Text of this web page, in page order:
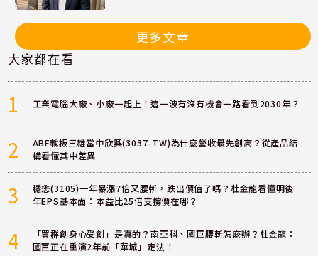
更多文章
大家都在看
1 工業電腦大廠、小廠一起上！這一波有沒有機會一路看到2030年？
2
ABF載板三雄當中欣興(3037-TW)為什麼營收最先創高？從產品結
構看懂其中差異
3
穩懋(3105)一年暴漲7倍又腰斬，跌出價值了嗎？杜金龍看懂明後
年EPS基本面：本益比25倍支撐價在哪？
4
「買群創身心受創」是真的？南亞科、國巨腰斬怎麼辦？杜金龍：
國巨正在重演2年前「華城」走法！